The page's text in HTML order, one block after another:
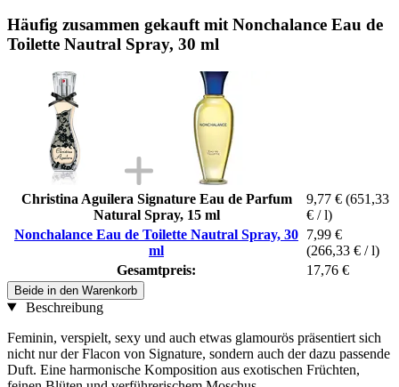
Häufig zusammen gekauft mit Nonchalance Eau de
Toilette Nautral Spray, 30 ml
Christina Aguilera Signature Eau de Parfum
Natural Spray, 15 ml
9,77 € (651,33
€ / l)
Nonchalance Eau de Toilette Nautral Spray, 30
ml
7,99 €
(266,33 € / l)
Gesamtpreis:
17,76 €
Beide in den Warenkorb
Beschreibung
Feminin, verspielt, sexy und auch etwas glamourös präsentiert sich
nicht nur der Flacon von Signature, sondern auch der dazu passende
Duft. Eine harmonische Komposition aus exotischen Früchten,